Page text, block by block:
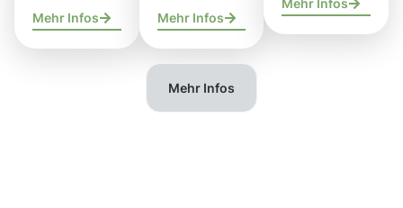
Mehr Infos
Mehr Infos
Mehr Infos
Mehr Infos